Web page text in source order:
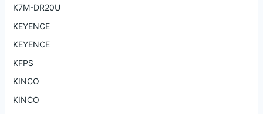
K7M-DR20U
KEYENCE
KEYENCE
KFPS
KINCO
KINCO